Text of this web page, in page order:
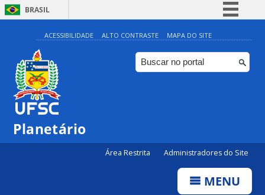
BRASIL
Simplifique!
Comunica BR
Participe
ACESSIBILIDADE ALTO CONTRASTE MAPA DO SITE
Planetário
Área Restrita Administradores do Site
MENU